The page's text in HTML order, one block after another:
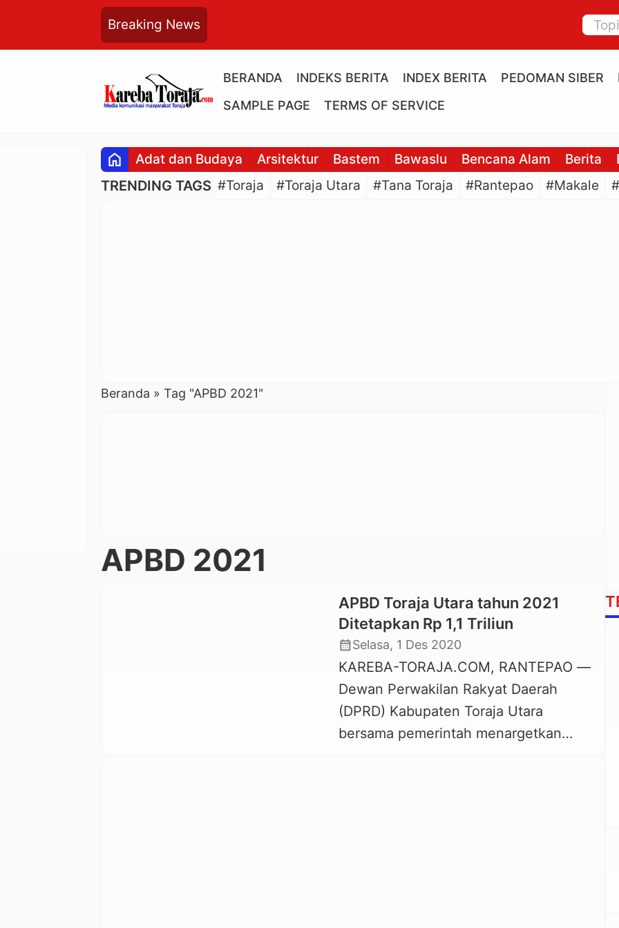
Breaking News
BERANDA INDEKS BERITA INDEX BERITA PEDOMAN SIBER
SAMPLE PAGE
TERMS OF SERVICE
home Adat dan Budaya Arsitektur Bastem Bawaslu Bencana Alam Berita
TRENDING TAGS #Toraja #Toraja Utara #Tana Toraja #Rantepao #Makale
Beranda » Tag "APBD 2021"
APBD 2021
APBD Toraja Utara tahun 2021
Ditetapkan Rp 1,1 Triliun
calendar_monthSelasa, 1 Des 2020
KAREBA-TORAJA.COM, RANTEPAO —
Dewan Perwakilan Rakyat Daerah
(DPRD) Kabupaten Toraja Utara
bersama pemerintah menargetkan